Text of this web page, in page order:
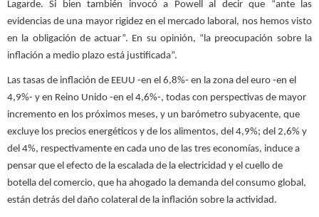
Lagarde. Si bien también invocó a Powell al decir que “ante las
evidencias de una mayor rigidez en el mercado laboral, nos hemos visto
en la obligación de actuar”. En su opinión, “la preocupación sobre la
inflación a medio plazo está justificada”.
Las tasas de inflación de EEUU -en el 6,8%- en la zona del euro -en el
4,9%- y en Reino Unido -en el 4,6%-, todas con perspectivas de mayor
incremento en los próximos meses, y un barómetro subyacente, que
excluye los precios energéticos y de los alimentos, del 4,9%; del 2,6% y
del 4%, respectivamente en cada uno de las tres economías, induce a
pensar que el efecto de la escalada de la electricidad y el cuello de
botella del comercio, que ha ahogado la demanda del consumo global,
están detrás del daño colateral de la inflación sobre la actividad.